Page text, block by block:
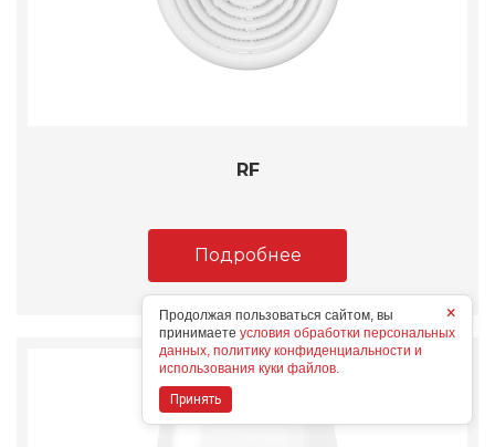
RF
Подробнее
×
Продолжая пользоваться сайтом, вы
принимаете условия обработки персональных
данных, политику конфиденциальности и
использования куки файлов.
Принять